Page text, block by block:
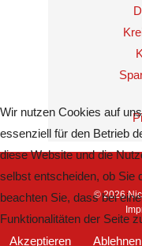
© 2026
Wir nutzen Cookies auf
essenziell für den Betrieb
diese Website und die
selbst entscheiden, ob Sie
beachten Sie, dass bei
Funktionalitäten der Seite
Akzeptieren
Ablehnen